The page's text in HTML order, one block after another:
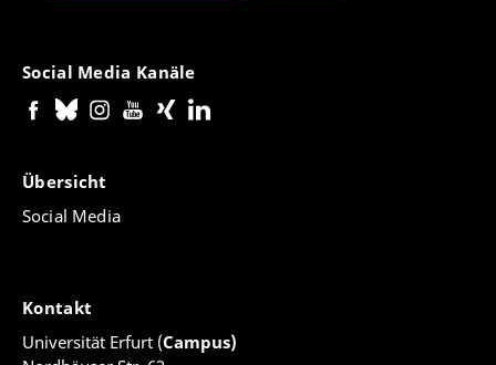
Social Media Kanäle
Übersicht
Social Media
Kontakt
Universität Erfurt (Campus)